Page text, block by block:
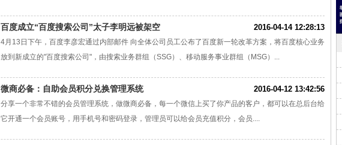
百度成立“百度搜索公司”太子李明远被架空 2016-04-14 12:28:13
4月13日下午，百度李彦宏通过内部邮件 向全体公司员工公布了百度新一轮改革方案，将百度核心业务
放到新成立的"百度搜索公司"，由搜索业务群组（SSG）、移动服务事业群组（MSG）...
微商必备：自助会员积分兑换管理系统 2016-04-12 13:42:56
分享一个非常不错的会员管理系统，做微商必备，每一个微信上买了你产品的客户，都可以在总后台给
它开通一个会员账号，用手机号和密码登录，管理员可以给会员充值积分，会员....